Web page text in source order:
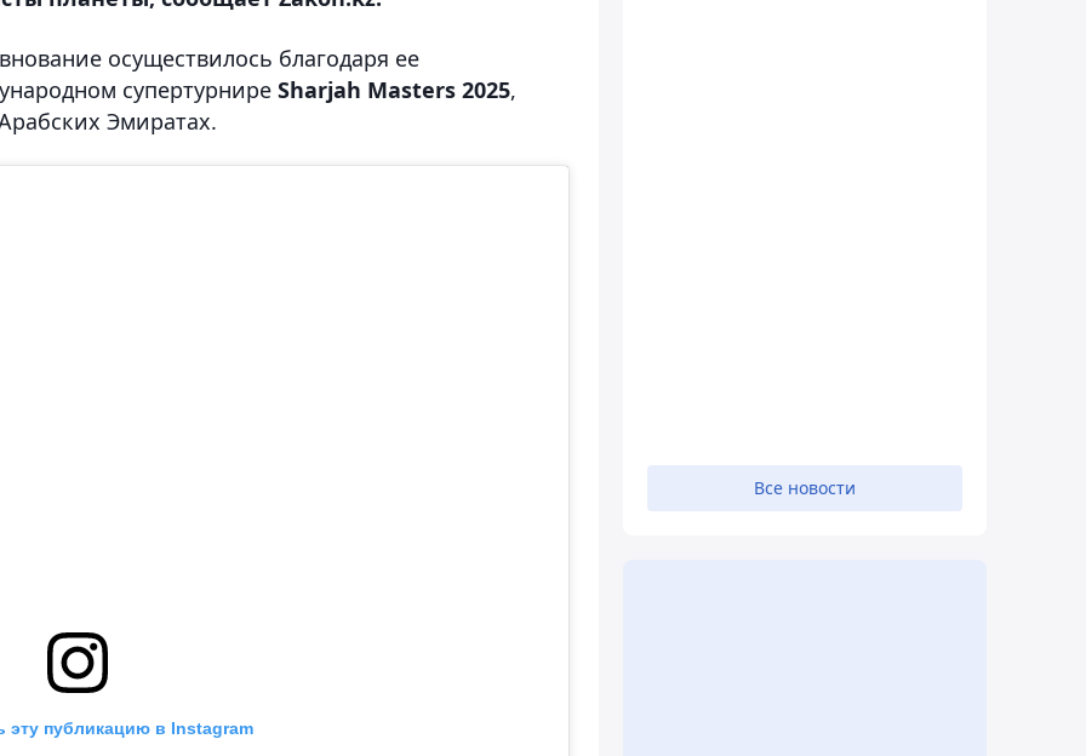
осуществилось благодаря ее
супертурнире Sharjah Masters 2025,
Эмиратах.
эту публикацию в Instagram
Все новости